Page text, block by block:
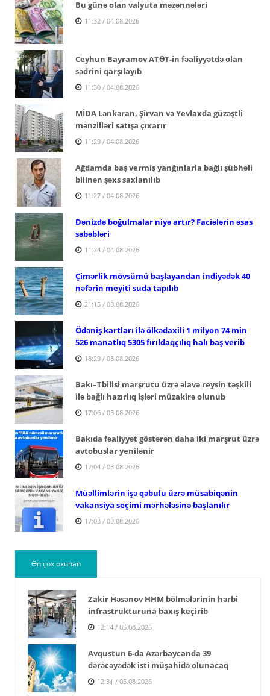
Bu günə olan valyuta məzənnələri
11:32 / 04.08.2026
Ceyhun Bayramov ATƏT-in fəaliyyətdə olan
sədrini qarşılayıb
11:30 / 04.08.2026
MİDA Lənkəran, Şirvan və Yevlaxda güzəştli
mənzilləri satışa çıxarır
11:29 / 04.08.2026
Ağdamda baş vermiş yanğınlarla bağlı şübhəli
bilinən şəxs saxlanılıb
11:27 / 04.08.2026
Dənizdə boğulmalar niyə artır? Faciələrin əsas
səbəbləri
11:24 / 04.08.2026
Çimərlik mövsümü başlayandan indiyədək 40
nəfərin meyiti suda tapılıb
21:15 / 03.08.2026
Ödəniş kartları ilə ölkədaxili 1 milyon 74 min
526 manatlıq 5305 fırıldaqçılıq halı baş verib
18:29 / 03.08.2026
Bakı–Tbilisi marşrutu üzrə əlavə reysin təşkili
ilə bağlı hazırlıq işləri müzakirə olunub
17:06 / 03.08.2026
Bakıda fəaliyyət göstərən daha iki marşrut üzrə
avtobuslar yenilənir
17:04 / 03.08.2026
Müəllimlərin işə qəbulu üzrə müsabiqənin
vakansiya seçimi mərhələsinə başlanılır
17:03 / 03.08.2026
Ən çox oxunan
Zakir Həsənov HHM bölmələrinin hərbi
infrastrukturuna baxış keçirib
12:14 / 05.08.2026
Avqustun 6-da Azərbaycanda 39
dərəcəyədək isti müşahidə olunacaq
12:31 / 05.08.2026